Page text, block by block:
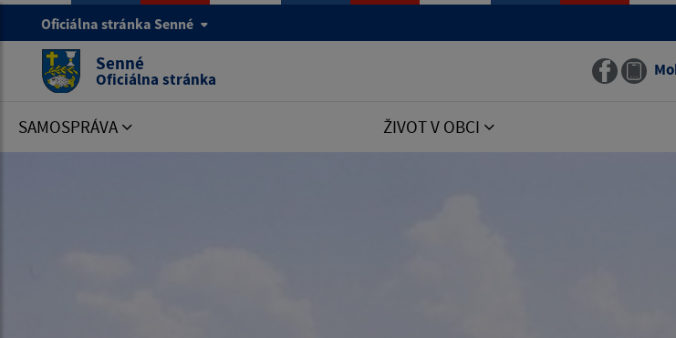
Oficiálna stránka Senné
Senné
Oficiálna stránka
SAMOSPRÁVA ŽIVOT V OBCI